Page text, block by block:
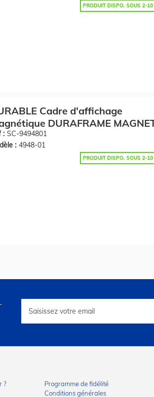
PRODUIT DISPO. SOUS 2-10
Cadre d'affichage
DURAFRAME
: SC-9494801
: 4948-01
PRODUIT DISPO. SOUS 2-10
lettre
?
Programme de fidélité
Conditions générales